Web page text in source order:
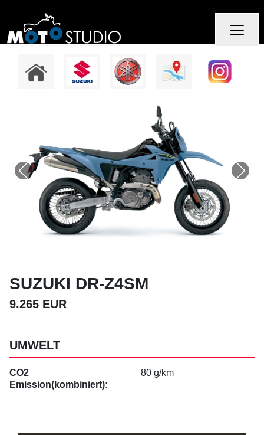
SUZUKI DR-Z4SM
9.265 EUR
UMWELT
CO2
Emission(kombiniert):
80 g/km